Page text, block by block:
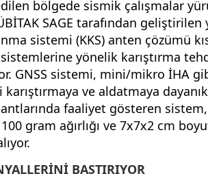
bölgede sismik çalışmalar
SAGE tarafından
sistemi (KKS) anten çözümü
yönelik karıştırma
GNSS sistemi, mini/mikro İHA
ve aldatmaya
faaliyet gösteren sistem,
100 gram ağırlığı ve 7x7x2 cm
BASTIRIYOR